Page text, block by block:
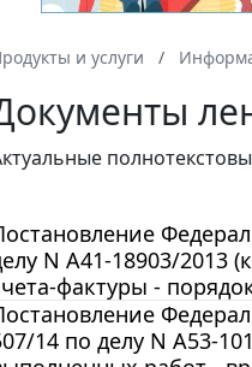
и услуги
N А41-18903/2013
фактуры -
14 по делу N А53-